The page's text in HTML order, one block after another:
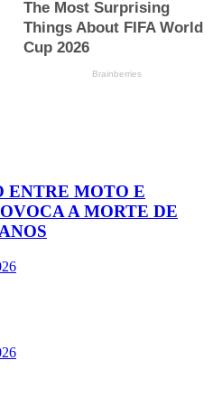
ENTRE MOTO E
A MORTE DE